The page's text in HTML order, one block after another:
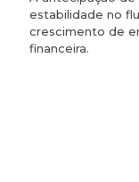
estabilidade no
crescimento de
financeira.